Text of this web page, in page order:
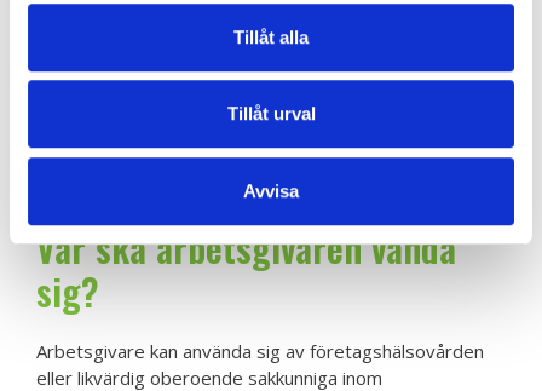
Tillåt alla
Tillåt urval
Avvisa
arbetsmiljön?
Vid uppkomna brister eller risker i din arbetsmiljö, ska
så kontakta dittskyddsombud(om det inte finns något
skyddsombud, så kan man kontakta sitt fackförbund).
Var ska arbetsgivaren vända
sig?
Arbetsgivare kan använda sig av företagshälsovården
eller likvärdig oberoende sakkunniga inom